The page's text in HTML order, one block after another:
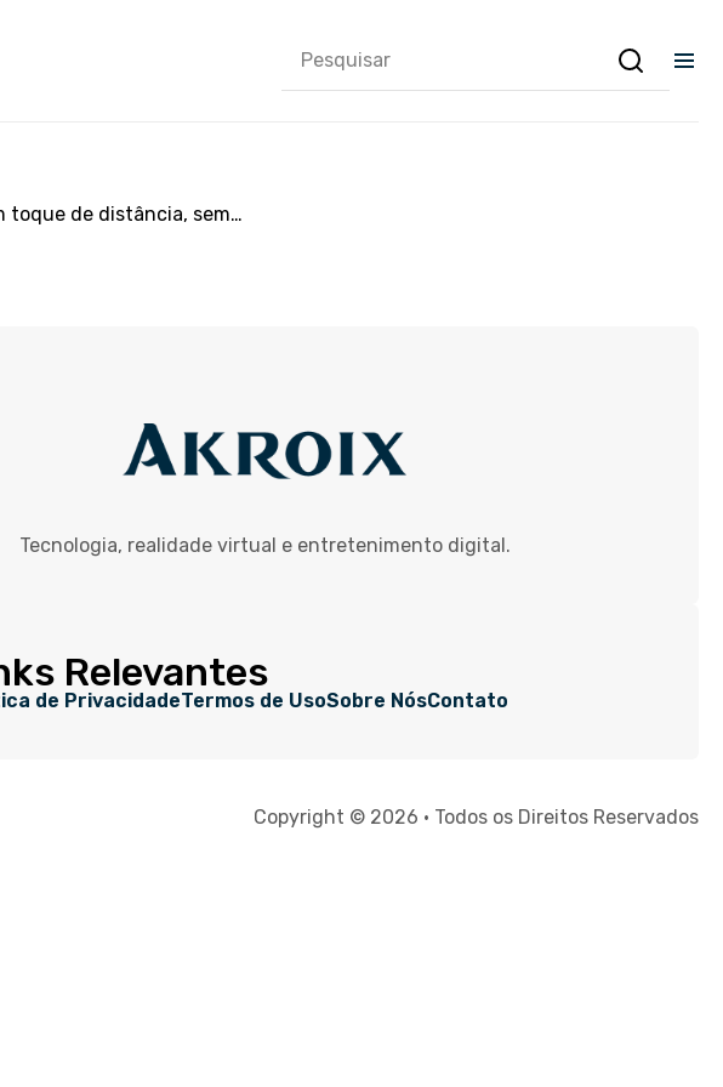
toque de distância, sem…
Tecnologia, realidade virtual e entretenimento digital.
Relevantes
de PrivacidadeTermos de UsoSobre NósContato
Copyright © 2026 • Todos os Direitos Reservados